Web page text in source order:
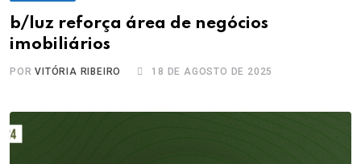
b/luz reforça área de negócios
imobiliários
PORVITÓRIA RIBEIRO 18 DE AGOSTO DE 2025